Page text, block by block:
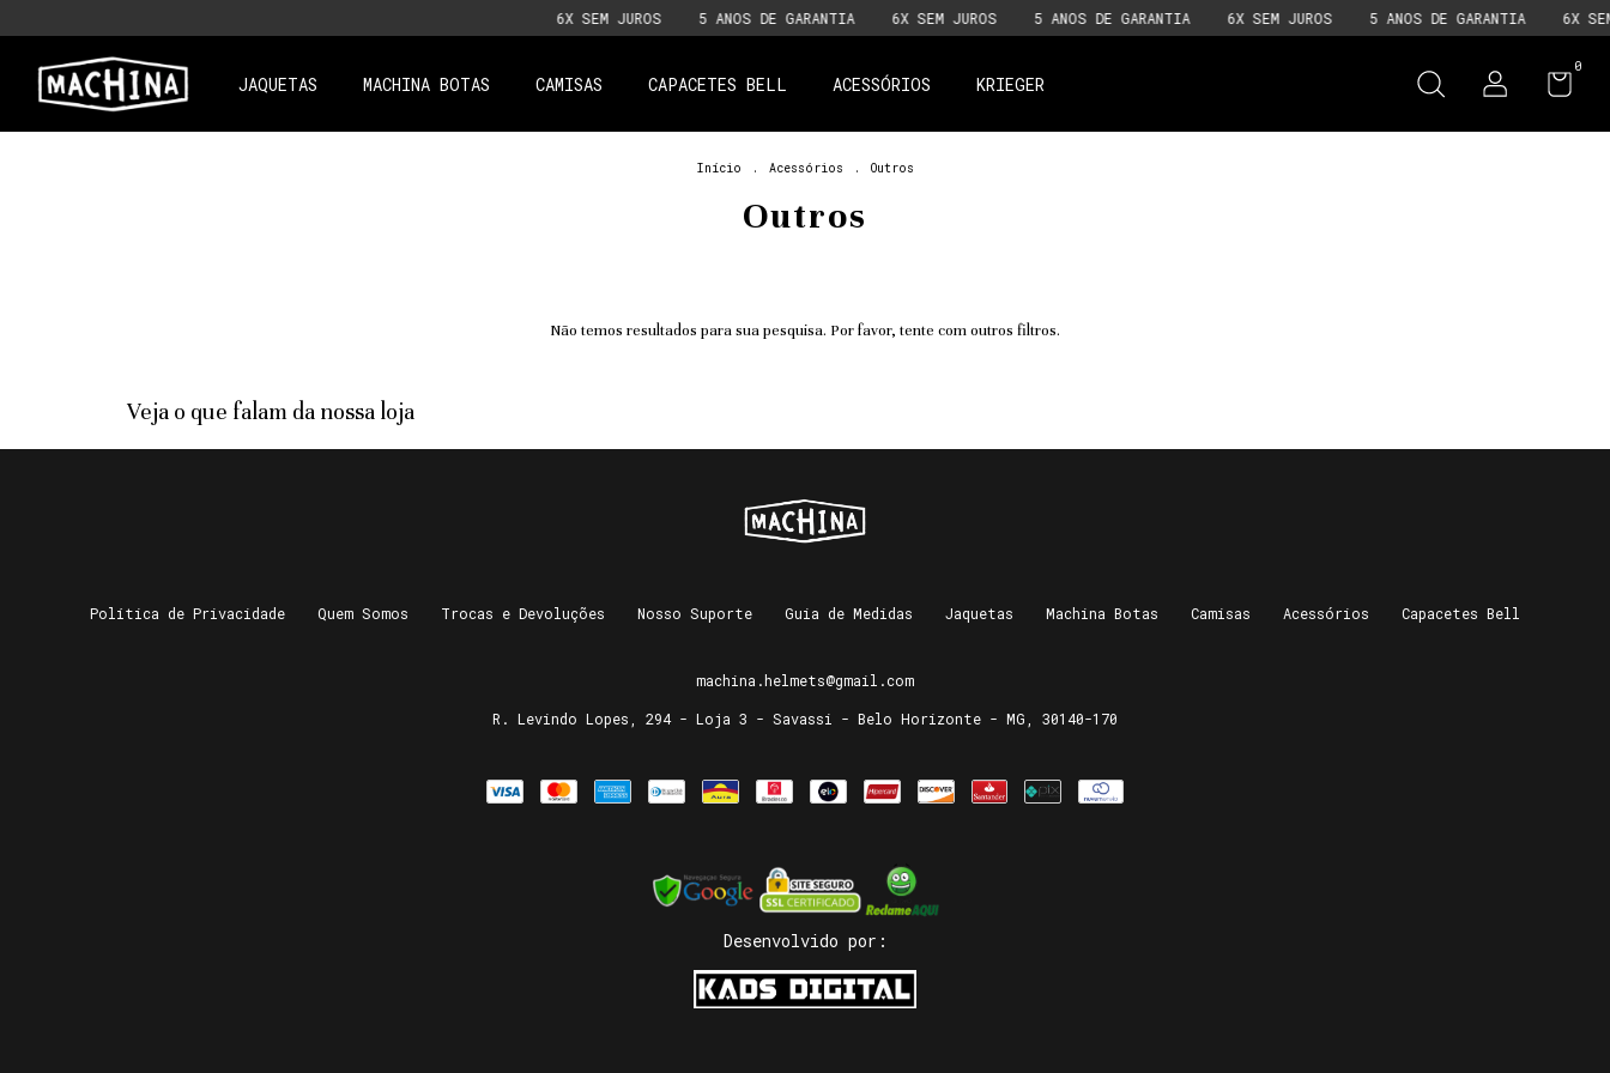
6X SEM JUROS 5 ANOS DE GARANTIA 6X SEM JUROS 5 ANOS DE GARANTIA 6X SEM JUROS 5 ANOS DE GARANTIA 6X
JAQUETAS MACHINA BOTAS CAMISAS CAPACETES BELL ACESSÓRIOS KRIEGER
0
Início . Acessórios . Outros
Outros
Não temos resultados para sua pesquisa. Por favor, tente com outros filtros.
Veja o que falam da nossa loja
Política de Privacidade Quem Somos Trocas e Devoluções Nosso Suporte Guia de Medidas Jaquetas Machina Botas Camisas Acessórios Capacetes Bell
machina.helmets@gmail.com
R. Levindo Lopes, 294 - Loja 3 - Savassi - Belo Horizonte - MG, 30140-170
Desenvolvido por: